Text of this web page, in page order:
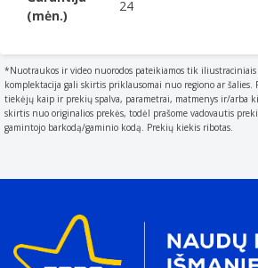
Produkto pagrindinė spalva
Apdailos tipas
The way that a product is finished
finish.
Blizgus
Keramika, Akytasis poliestirenas (EPS)
Atvaizdas
(mėn.)
24
*Nuotraukos ir video nuorodos pateikiamos tik
komplektacija gali skirtis priklausomai nuo regiono ar šalies.
tiekėjų kaip ir prekių spalva, parametrai, matmenys ir/arba
skirtis nuo originalios prekės, todėl prašome vadovautis
gamintojo barkodą/gaminio kodą. Prekių kiekis ribotas.